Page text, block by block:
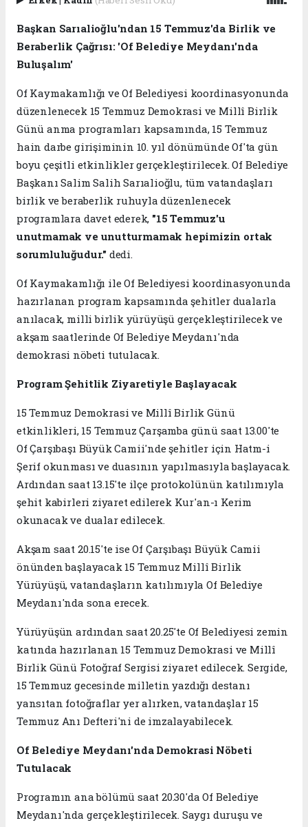
Başkan Sarıalioğlu'ndan 15 Temmuz'da Birlik ve
Beraberlik Çağrısı: 'Of Belediye Meydanı'nda
Buluşalım'
Of Kaymakamlığı ve Of Belediyesi koordinasyonunda
düzenlenecek 15 Temmuz Demokrasi ve Millî Birlik
Günü anma programları kapsamında, 15 Temmuz
hain darbe girişiminin 10. yıl dönümünde Of'ta gün
boyu çeşitli etkinlikler gerçekleştirilecek. Of Belediye
Başkanı Salim Salih Sarıalioğlu, tüm vatandaşları
birlik ve beraberlik ruhuyla düzenlenecek
programlara davet ederek, "15 Temmuz'u
unutmamak ve unutturmamak hepimizin ortak
sorumluluğudur." dedi.
Of Kaymakamlığı ile Of Belediyesi koordinasyonunda
hazırlanan program kapsamında şehitler dualarla
anılacak, milli birlik yürüyüşü gerçekleştirilecek ve
akşam saatlerinde Of Belediye Meydanı'nda
demokrasi nöbeti tutulacak.
Program Şehitlik Ziyaretiyle Başlayacak
15 Temmuz Demokrasi ve Millî Birlik Günü
etkinlikleri, 15 Temmuz Çarşamba günü saat 13.00'te
Of Çarşıbaşı Büyük Camii'nde şehitler için Hatm-i
Şerif okunması ve duasının yapılmasıyla başlayacak.
Ardından saat 13.15'te ilçe protokolünün katılımıyla
şehit kabirleri ziyaret edilerek Kur'an-ı Kerim
okunacak ve dualar edilecek.
Akşam saat 20.15'te ise Of Çarşıbaşı Büyük Camii
önünden başlayacak 15 Temmuz Millî Birlik
Yürüyüşü, vatandaşların katılımıyla Of Belediye
Meydanı'nda sona erecek.
Yürüyüşün ardından saat 20.25'te Of Belediyesi zemin
katında hazırlanan 15 Temmuz Demokrasi ve Millî
Birlik Günü Fotoğraf Sergisi ziyaret edilecek. Sergide,
15 Temmuz gecesinde milletin yazdığı destanı
yansıtan fotoğraflar yer alırken, vatandaşlar 15
Temmuz Anı Defteri'ni de imzalayabilecek.
Of Belediye Meydanı'nda Demokrasi Nöbeti
Tutulacak
Programın ana bölümü saat 20.30'da Of Belediye
Meydanı'nda gerçekleştirilecek. Saygı duruşu ve